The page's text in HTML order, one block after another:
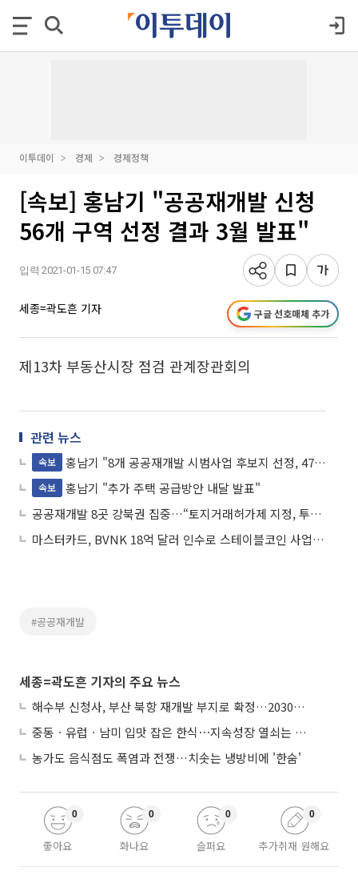
이투데이 경제 경제정책
[속보] 홍남기 "공공재개발 신청
56개 구역 선정 결과 3월 발표"
입력 2021-01-15 07:47
세종=곽도흔 기자 구글 선호매체 추가
제13차 부동산시장 점검 관계장관회의
관련 뉴스
속보 홍남기 "8개 공공재개발 시범사업 후보지 선정, 4700호 추가 공급 기대"
속보
홍남기 "추가 주택 공급방안 내달 발표"
공공재개발 8곳 강북권 집중…“토지거래허가제 지정, 투기세력 차단”
마스터카드, BVNK 18억 달러 인수로 스테이블코인 사업 본격 확장
#공공재개발
세종=곽도흔 기자의 주요 뉴스
해수부 신청사, 부산 북항 재개발 부지로 확정…2030년 준공 목표
중동ㆍ유럽ㆍ남미 입맛 잡은 한식⋯지속성장 열쇠는 ‘현지화’
농가도 음식점도 폭염과 전쟁…치솟는 냉방비에 '한숨'
좋아요
0
화나요
0
슬퍼요
0
추가취재 원해요
0